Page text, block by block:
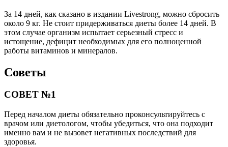
За 14 дней, как сказано в издании Livestrong, можно сбросить
около 9 кг. Не стоит придерживаться диеты более 14 дней. В
этом случае организм испытает серьезный стресс и
истощение, дефицит необходимых для его полноценной
работы витаминов и минералов.
Советы
СОВЕТ №1
Перед началом диеты обязательно проконсультируйтесь с
врачом или диетологом, чтобы убедиться, что она подходит
именно вам и не вызовет негативных последствий для
здоровья.